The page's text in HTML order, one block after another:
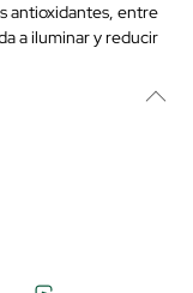
antioxidantes, entre
a iluminar y reducir